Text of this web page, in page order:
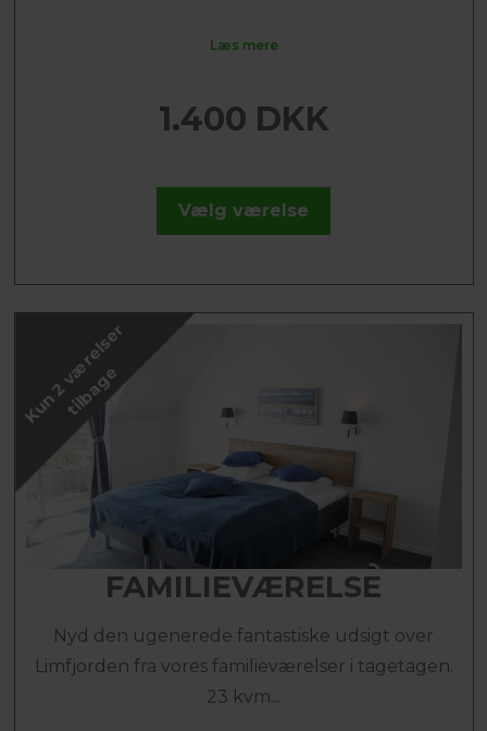
Læs mere
1.400 DKK
Vælg værelse
K
u
n
2
v
æ
r
e
l
s
e
r
t
i
l
b
a
g
e
FAMILIEVÆRELSE
Nyd den ugenerede fantastiske udsigt over
Limfjorden fra vores familieværelser i tagetagen.
23 kvm...